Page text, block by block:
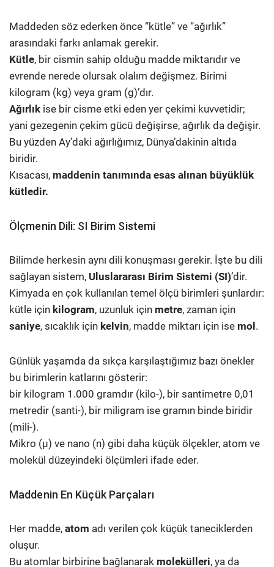
Maddeden söz ederken önce “kütle” ve “ağırlık”
arasındaki farkı anlamak gerekir.
Kütle, bir cismin sahip olduğu madde miktarıdır ve
evrende nerede olursak olalım değişmez. Birimi
kilogram (kg) veya gram (g)’dır.
Ağırlık ise bir cisme etki eden yer çekimi kuvvetidir;
yani gezegenin çekim gücü değişirse, ağırlık da değişir.
Bu yüzden Ay’daki ağırlığımız, Dünya’dakinin altıda
biridir.
Kısacası, maddenin tanımında esas alınan büyüklük
kütledir.
Ölçmenin Dili: SI Birim Sistemi
Bilimde herkesin aynı dili konuşması gerekir. İşte bu dili
sağlayan sistem, Uluslararası Birim Sistemi (SI)’dir.
Kimyada en çok kullanılan temel ölçü birimleri şunlardır:
kütle için kilogram, uzunluk için metre, zaman için
saniye, sıcaklık için kelvin, madde miktarı için ise mol .
Günlük yaşamda da sıkça karşılaştığımız bazı önekler
bu birimlerin katlarını gösterir:
bir kilogram 1.000 gramdır (kilo-), bir santimetre 0,01
metredir (santi-), bir miligram ise gramın binde biridir
(mili-).
Mikro (μ) ve nano (n) gibi daha küçük ölçekler, atom ve
molekül düzeyindeki ölçümleri ifade eder.
Maddenin En Küçük Parçaları
Her madde, atom adı verilen çok küçük taneciklerden
oluşur.
Bu atomlar birbirine bağlanarak molekülleri, ya da